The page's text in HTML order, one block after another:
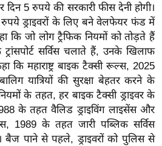
5 रुपये की सरकारी फीस देनी होगी।
ड्राइवरों के लिए बने वेलफेयर फंड में
कि जो लोग ट्रैफिक नियमों को तोड़ते हैं
सर्विस चलाते हैं, उनके खिलाफ
कि महाराष्ट्र बाइक टैक्सी रूल्स, 2025
यात्रियों की सुरक्षा बेहतर करने के
के तहत, हर बाइक टैक्सी ड्राइवर के
के तहत वैलिड ड्राइविंग लाइसेंस और
1989 के तहत जारी पब्लिक सर्विस
बैज पाने से पहले, ड्राइवरों को पुलिस से